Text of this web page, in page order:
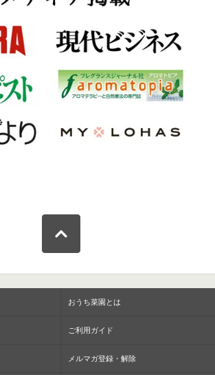
おうち菜園とは
ご利用ガイド
メルマガ登録・解除